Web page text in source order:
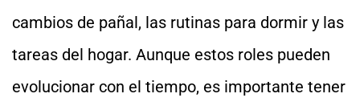
cambios de pañal, las rutinas para dormir y las
tareas del hogar. Aunque estos roles pueden
evolucionar con el tiempo, es importante tener